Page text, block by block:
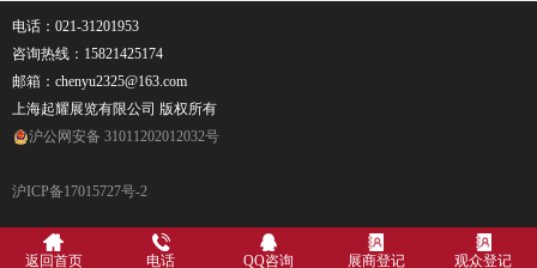
电话：021-31201953
咨询热线： 15821425174
邮箱：chenyu2325@163.com
上海起耀展览有限公司 版权所有
沪公网安备 31011202012032号
沪ICP备17015727号-2
返回首页 电话 QQ咨询 展商登记 观众登记